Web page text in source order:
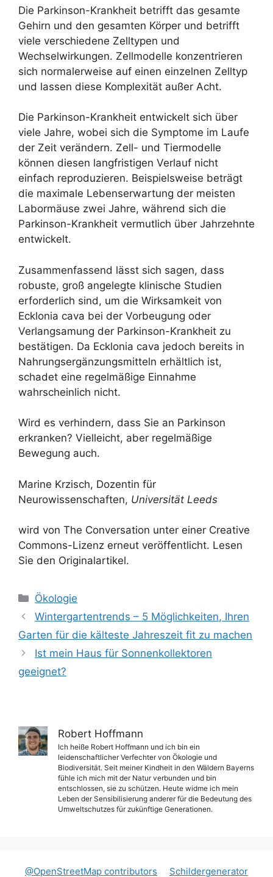
Die Parkinson-Krankheit betrifft das gesamte
Gehirn und den gesamten Körper und betrifft
viele verschiedene Zelltypen und
Wechselwirkungen. Zellmodelle konzentrieren
sich normalerweise auf einen einzelnen Zelltyp
und lassen diese Komplexität außer Acht.
Die Parkinson-Krankheit entwickelt sich über
viele Jahre, wobei sich die Symptome im Laufe
der Zeit verändern. Zell- und Tiermodelle
können diesen langfristigen Verlauf nicht
einfach reproduzieren. Beispielsweise beträgt
die maximale Lebenserwartung der meisten
Labormäuse zwei Jahre, während sich die
Parkinson-Krankheit vermutlich über Jahrzehnte
entwickelt.
Zusammenfassend lässt sich sagen, dass
robuste, groß angelegte klinische Studien
erforderlich sind, um die Wirksamkeit von
Ecklonia cava bei der Vorbeugung oder
Verlangsamung der Parkinson-Krankheit zu
bestätigen. Da Ecklonia cava jedoch bereits in
Nahrungsergänzungsmitteln erhältlich ist,
schadet eine regelmäßige Einnahme
wahrscheinlich nicht.
Wird es verhindern, dass Sie an Parkinson
erkranken? Vielleicht, aber regelmäßige
Bewegung auch.
Marine Krzisch, Dozentin für
Neurowissenschaften, Universität Leeds
wird von The Conversation unter einer Creative
Commons-Lizenz erneut veröffentlicht. Lesen
Sie den Originalartikel.
Kategorien
Ökologie
Wintergartentrends – 5 Möglichkeiten, Ihren
Garten für die kälteste Jahreszeit fit zu machen
Ist mein Haus für Sonnenkollektoren
geeignet?
Robert Hoffmann
Ich heiße Robert Hoffmann und ich bin ein
leidenschaftlicher Verfechter von Ökologie und
Biodiversität. Seit meiner Kindheit in den Wäldern Bayerns
fühle ich mich mit der Natur verbunden und bin
entschlossen, sie zu schützen. Heute widme ich mein
Leben der Sensibilisierung anderer für die Bedeutung des
Umweltschutzes für zukünftige Generationen.
@OpenStreetMap contributors Schildergenerator